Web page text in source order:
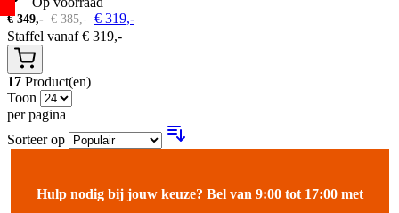
€349,- €385,- € 319,-
Staffel vanaf€ 319,-
17 Product(en)
Toon
per pagina
Sorteer op
Hulp nodig bij jouw keuze? Bel van 9:00 tot 17:00 met